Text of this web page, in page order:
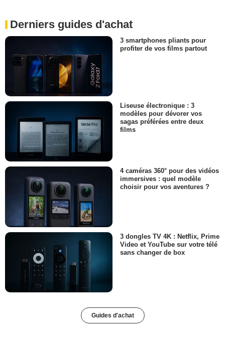
Derniers guides d'achat
3 smartphones pliants pour
profiter de vos films partout
Liseuse électronique : 3
modèles pour dévorer vos
sagas préférées entre deux
films
4 caméras 360° pour des vidéos
immersives : quel modèle
choisir pour vos aventures ?
3 dongles TV 4K : Netflix, Prime
Video et YouTube sur votre télé
sans changer de box
Guides d'achat